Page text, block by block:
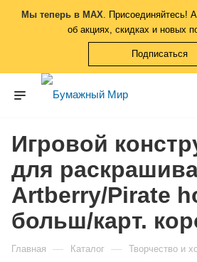
Мы теперь в MAX. Присоединяйтесь!
об акциях, скидках и новых
Подписаться
Игровой
для
Artberry/Pirate
больш/карт.
Главная — Каталог — Творчество и